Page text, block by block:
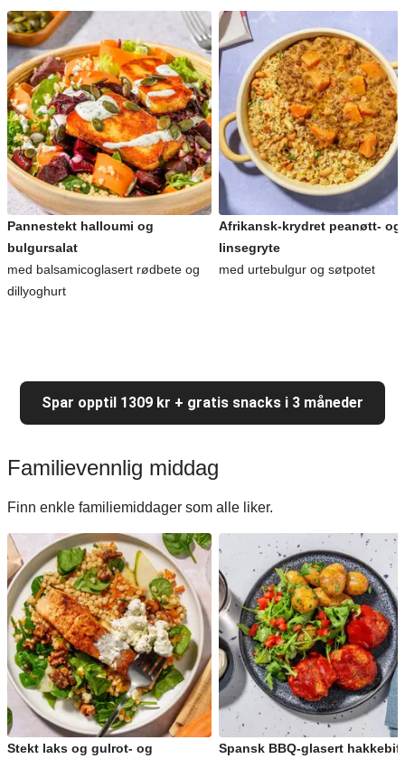
Pannestekt halloumi og
bulgursalat
med balsamicoglasert rødbete og
dillyoghurt
Afrikansk-krydret peanøtt- og
linsegryte
med urtebulgur og søtpotet
Spar opptil 1309 kr + gratis snacks i 3 måneder
Familievennlig middag
Finn enkle familiemiddager som alle liker.
Stekt laks og gulrot- og
Spansk BBQ-glasert